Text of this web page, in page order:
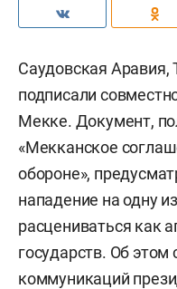
Саудовская Аравия,
подписали
Мекке. Документ,
«Мекканское
обороне»,
нападение на одну
расцениваться как
государств. Об
коммуникаций